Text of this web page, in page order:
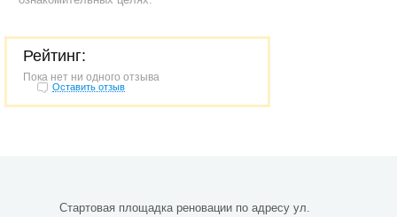
Рейтинг:
Пока нет ни одного отзыва
Оставить отзыв
Стартовая площадка реновации по адресу ул.